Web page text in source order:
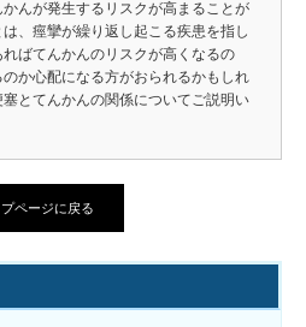
んが発生するリスクが高まることが
、痙攣が繰り返し起こる疾患を指し
ばてんかんのリスクが高くなるの
か心配になる方がおられるかもしれ
とてんかんの関係についてご説明い
プページに戻る